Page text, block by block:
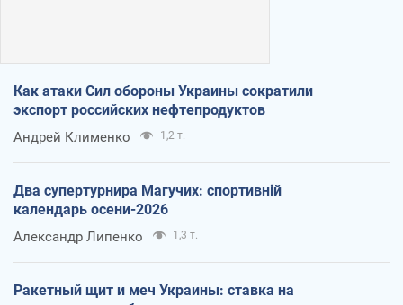
Как атаки Сил обороны Украины сократили
экспорт российских нефтепродуктов
Андрей Клименко 1,2 т.
Два супертурнира Магучих: спортивній
календарь осени-2026
Александр Липенко 1,3 т.
Ракетный щит и меч Украины: ставка на